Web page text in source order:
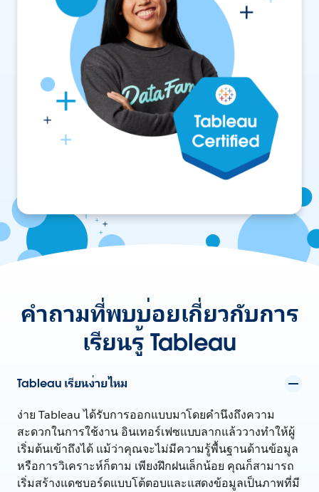
คำถามที่พบบ่อยเกี่ยวกับการ
เรียนรู้ Tableau
Tableau เรียนง่ายไหม
ง่าย Tableau ได้รับการออกแบบมาโดยคำนึงถึงความ
สะดวกในการใช้งาน อินเทอร์เฟซแบบลากแล้ววางทำให้ผู้
เริ่มต้นเข้าถึงได้ แม้ว่าคุณจะไม่มีความรู้พื้นฐานด้านข้อมูล
หรือการวิเคราะห์ก็ตาม เพียงฝึกฝนเล็กน้อย คุณก็สามารถ
เริ่มสร้างแดชบอร์ดแบบโต้ตอบและแสดงข้อมูลเป็นภาพที่มี